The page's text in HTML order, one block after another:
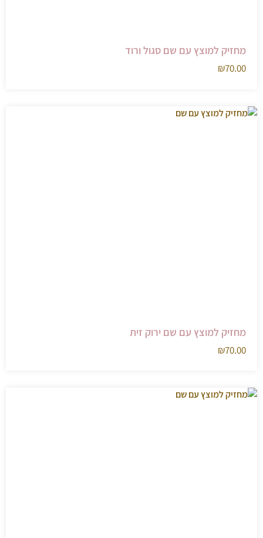
מחזיק למוצץ עם שם סגול ורוד
₪70.00
מחזיק למוצץ עם שם ירוק זית
₪70.00